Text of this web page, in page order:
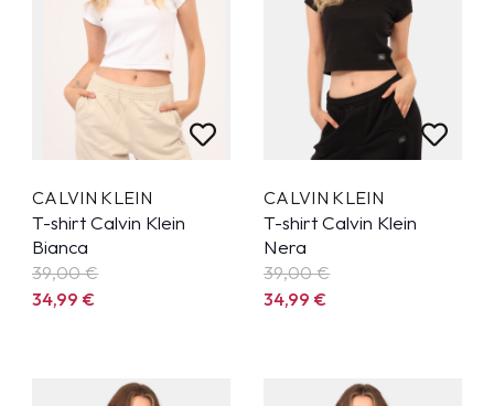
CALVIN KLEIN
T-shirt Calvin Klein
Bianca
39,00 €
34,99€
CALVIN KLEIN
T-shirt Calvin Klein
Nera
39,00 €
34,99€